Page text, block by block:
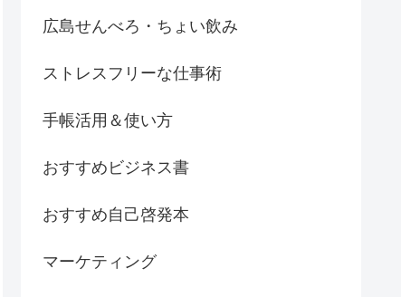
広島せんべろ・ちょい飲み
ストレスフリーな仕事術
手帳活用＆使い方
おすすめビジネス書
おすすめ自己啓発本
マーケティング